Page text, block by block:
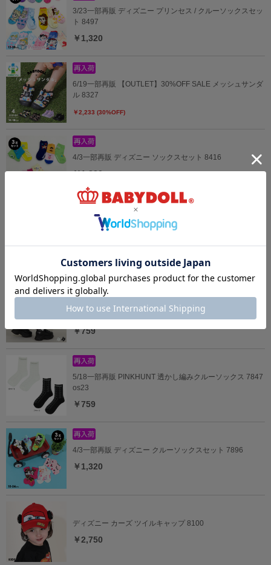
3/23一部再販 ディズニー プリンセス / クルーソックスセッ
ト 8497
￥1,320
6/19一部再販 【OUTLET】30%OFF SALE メッシュサンダ
ル 8327
￥2,233 (30%OFF)
4/3一部再販 ディズニー ソックスセット 8416
￥1,320
3/23一部再販 PINKHUNT リブ編みクルーソックス 7842
￥869
3/23一部再販 PINKHUNT ロゴラインクルーソックス 7845
os23
￥759
5/18一部再販 PINKHUNT 透かし編みクルーソックス 7847
os23
￥759
4/3一部再販 ディズニー クルーソックスセット 7896
￥1,320
ディズニー カーズ ツイルキャップ 8100
￥2,750